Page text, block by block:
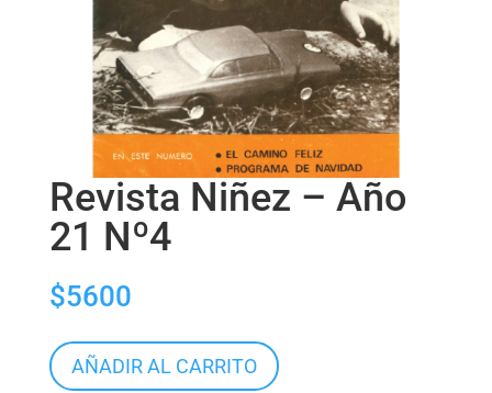
Revista Niñez – Año
21 Nº4
$5600
Revista
Niñez
AÑADIR AL CARRITO